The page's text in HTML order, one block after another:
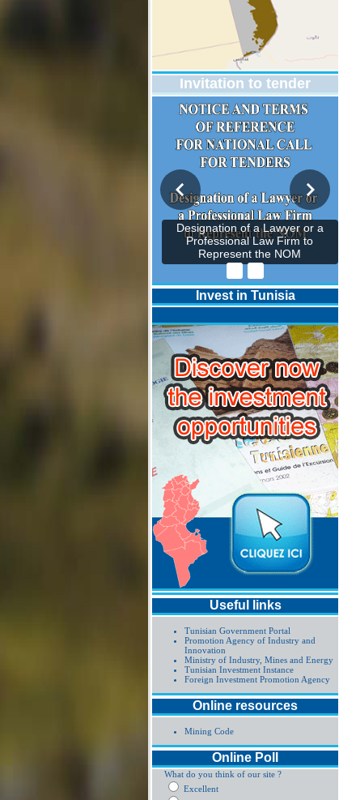
Invitation to tender
Designation of a Lawyer or a
Professional Law Firm to
Represent the NOM
Invest in Tunisia
Useful links
Tunisian Government Portal
Promotion Agency of Industry and
Innovation
Ministry of Industry, Mines and Energy
Tunisian Investment Instance
Foreign Investment Promotion Agency
Online resources
Mining Code
Online Poll
What do you think of our site ?
Excellent